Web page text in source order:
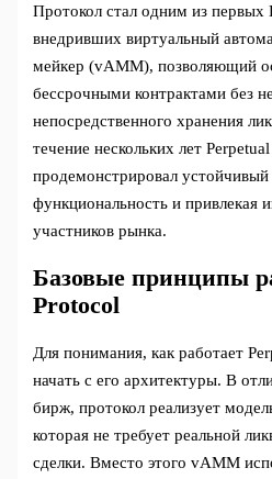
Протокол стал одним из первых
внедривших виртуальный
мейкер (vAMM), позволяющий
бессрочными контрактами без
непосредственного хранения
течение нескольких лет
продемонстрировал
функциональность и привлекая
участников рынка.
Базовые принципы
Protocol
Для понимания, как работает
начать с его архитектуры. В
бирж, протокол реализует
которая не требует реальной
сделки. Вместо этого vAMM